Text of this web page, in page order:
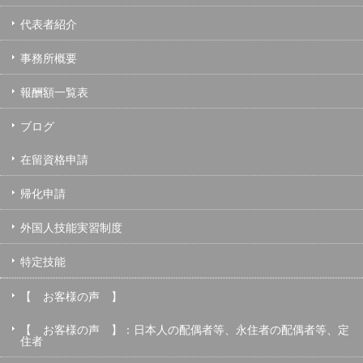
代表者紹介
事務所概要
報酬額一覧表
ブログ
在留資格申請
帰化申請
外国人技能実習制度
特定技能
【 お客様の声 】
【 お客様の声 】：日本人の配偶者等、永住者の配偶者等、定
住者